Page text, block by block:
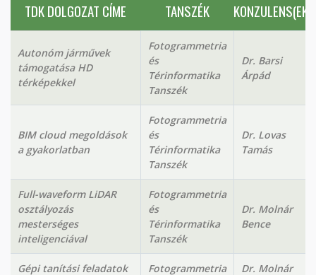
TDK DOLGOZAT CÍME TANSZÉK KONZULENS(EK)
Autonóm járművek
támogatása HD
térképekkel
Fotogrammetria
és
Térinformatika
Tanszék
Dr. Barsi
Árpád
BIM cloud megoldások
a gyakorlatban
Fotogrammetria
és
Térinformatika
Tanszék
Dr. Lovas
Tamás
Full-waveform LiDAR
osztályozás
mesterséges
inteligenciával
Fotogrammetria
és
Térinformatika
Tanszék
Dr. Molnár
Bence
Gépi tanítási feladatok
Fotogrammetria
Dr. Molnár